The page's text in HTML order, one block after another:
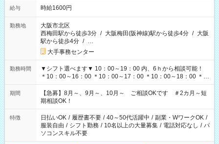
給与 時給1600円
勤務地
大阪市北区
西梅田駅から徒歩3分 / 大阪梅田(阪神線)駅から徒歩4分 / 大阪
駅から徒歩4分 / …
大手事務センター
勤務時間
▼シフト選べます▼ 10：00～19：00 内、6ｈから相談可能！
＊10：00～16：00 ＊10：00～17：00 ＊10：00～18：00 ＊
11：00～19：00 ＊12：00～19：00 ＊13：00～19：00
期間
【急募】8月～、9月～、10月～ ご相談OKです ＃2カ月～短
期相談OK！
特徴 日払いOK / 履歴書不要 / 40～50代活躍中 / 副業・WワークOK /
服装自由 / シフト勤務 / 10名以上の大量募集 / 電話対応なし / パ
ソコンスキル不要